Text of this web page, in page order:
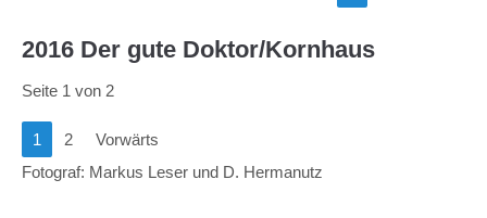
2016 Der gute Doktor/Kornhaus
Seite 1 von 2
1 2
Vorwärts
Fotograf: Markus Leser und D. Hermanutz